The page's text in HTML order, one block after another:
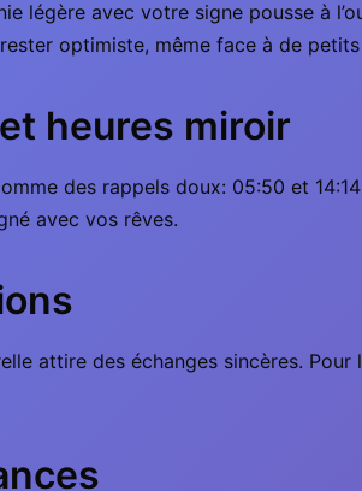
légère avec votre signe pousse à
optimiste, même face à de
heures miroir
des rappels doux: 05:50 et
avec vos rêves.
attire des échanges sincères.